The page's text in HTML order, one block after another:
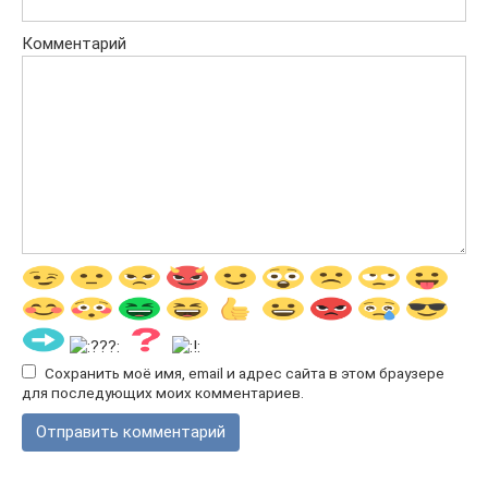
Комментарий
Сохранить моё имя, email и адрес сайта в этом браузере
для последующих моих комментариев.